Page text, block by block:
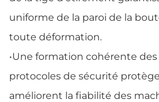
uniforme de la paroi de la
toute déformation.
•Une formation cohérente
protocoles de sécurité
améliorent la fiabilité des